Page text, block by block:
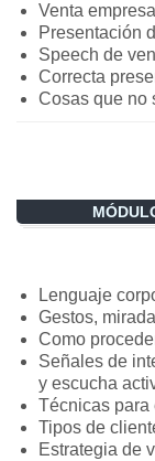
Venta
Presentación
Speech de
Correcta
Cosas que no
Lenguaje
Gestos,
Como
Señales de
y escucha
Técnicas para
Tipos de
Estrategia de